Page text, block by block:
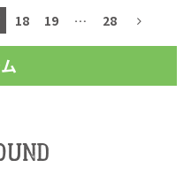
18 19 … 28